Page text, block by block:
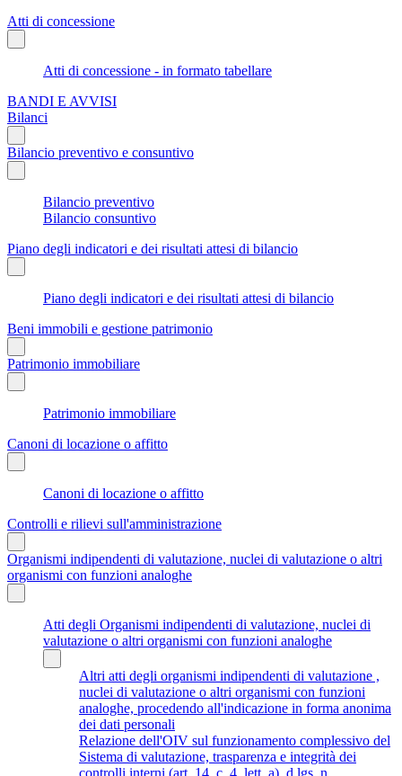
Atti di concessione
Atti di concessione - in formato tabellare
BANDI E AVVISI
Bilanci
Bilancio preventivo e consuntivo
Bilancio preventivo
Bilancio consuntivo
Piano degli indicatori e dei risultati attesi di bilancio
Piano degli indicatori e dei risultati attesi di bilancio
Beni immobili e gestione patrimonio
Patrimonio immobiliare
Patrimonio immobiliare
Canoni di locazione o affitto
Canoni di locazione o affitto
Controlli e rilievi sull'amministrazione
Organismi indipendenti di valutazione, nuclei di valutazione o altri
organismi con funzioni analoghe
Atti degli Organismi indipendenti di valutazione, nuclei di
valutazione o altri organismi con funzioni analoghe
Altri atti degli organismi indipendenti di valutazione ,
nuclei di valutazione o altri organismi con funzioni
analoghe, procedendo all'indicazione in forma anonima
dei dati personali
Relazione dell'OIV sul funzionamento complessivo del
Sistema di valutazione, trasparenza e integrità dei
controlli interni (art. 14, c. 4, lett. a), d.lgs. n.